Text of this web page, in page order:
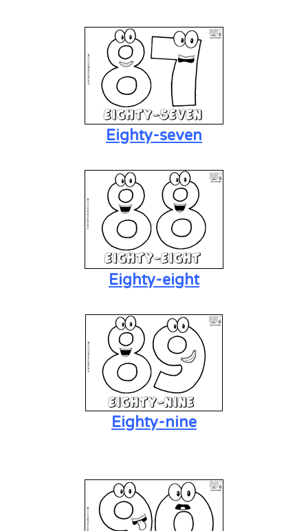
Eighty-seven
Eighty-eight
Eighty-nine